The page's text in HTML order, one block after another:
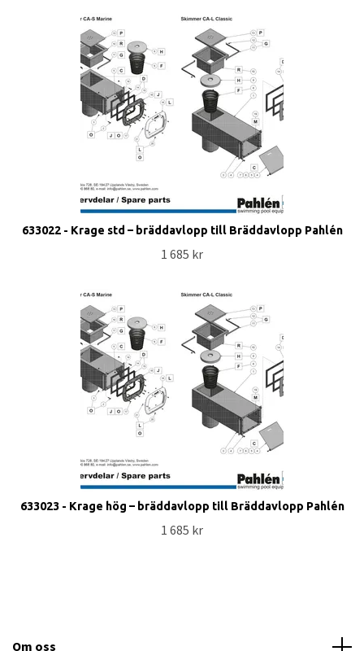
633022 - Krage std – bräddavlopp till Bräddavlopp Pahlén
1 685 kr
633023 - Krage hög – bräddavlopp till Bräddavlopp Pahlén
1 685 kr
Om oss